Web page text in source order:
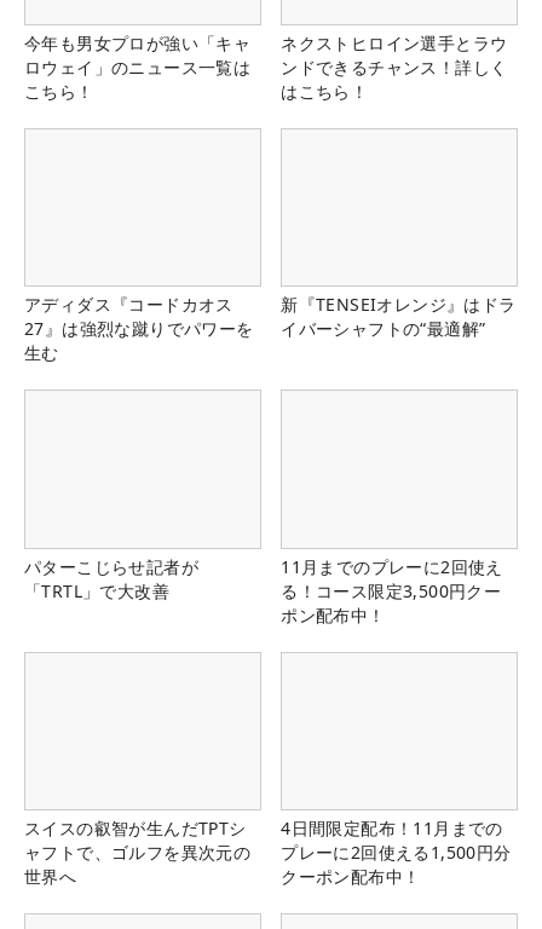
今年も男女プロが強い「キャ
ロウェイ」のニュース一覧は
こちら！
ネクストヒロイン選手とラウ
ンドできるチャンス！詳しく
はこちら！
アディダス『コードカオス
27』は強烈な蹴りでパワーを
生む
新『TENSEIオレンジ』はドラ
イバーシャフトの“最適解”
パターこじらせ記者が
「TRTL」で大改善
11月までのプレーに2回使え
る！コース限定3,500円クー
ポン配布中！
スイスの叡智が生んだTPTシ
ャフトで、ゴルフを異次元の
世界へ
4日間限定配布！11月までの
プレーに2回使える1,500円分
クーポン配布中！